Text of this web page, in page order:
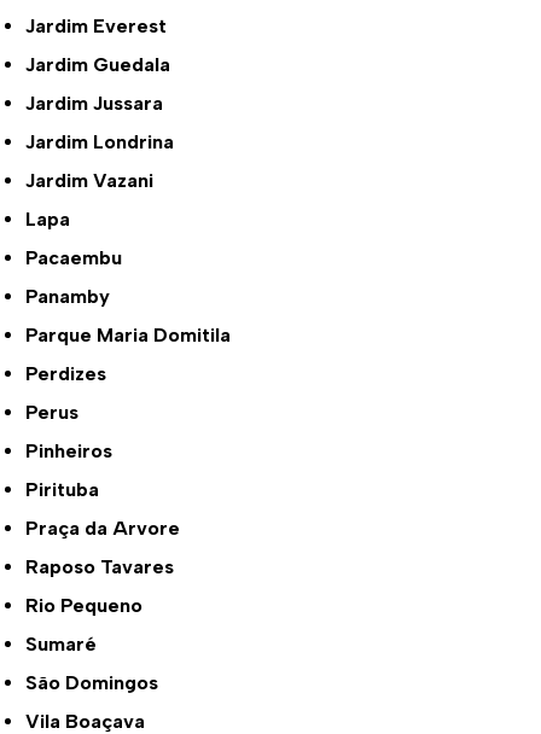
Jardim Everest
Jardim Guedala
Jardim Jussara
Jardim Londrina
Jardim Vazani
Lapa
Pacaembu
Panamby
Parque Maria Domitila
Perdizes
Perus
Pinheiros
Pirituba
Praça da Arvore
Raposo Tavares
Rio Pequeno
Sumaré
São Domingos
Vila Boaçava